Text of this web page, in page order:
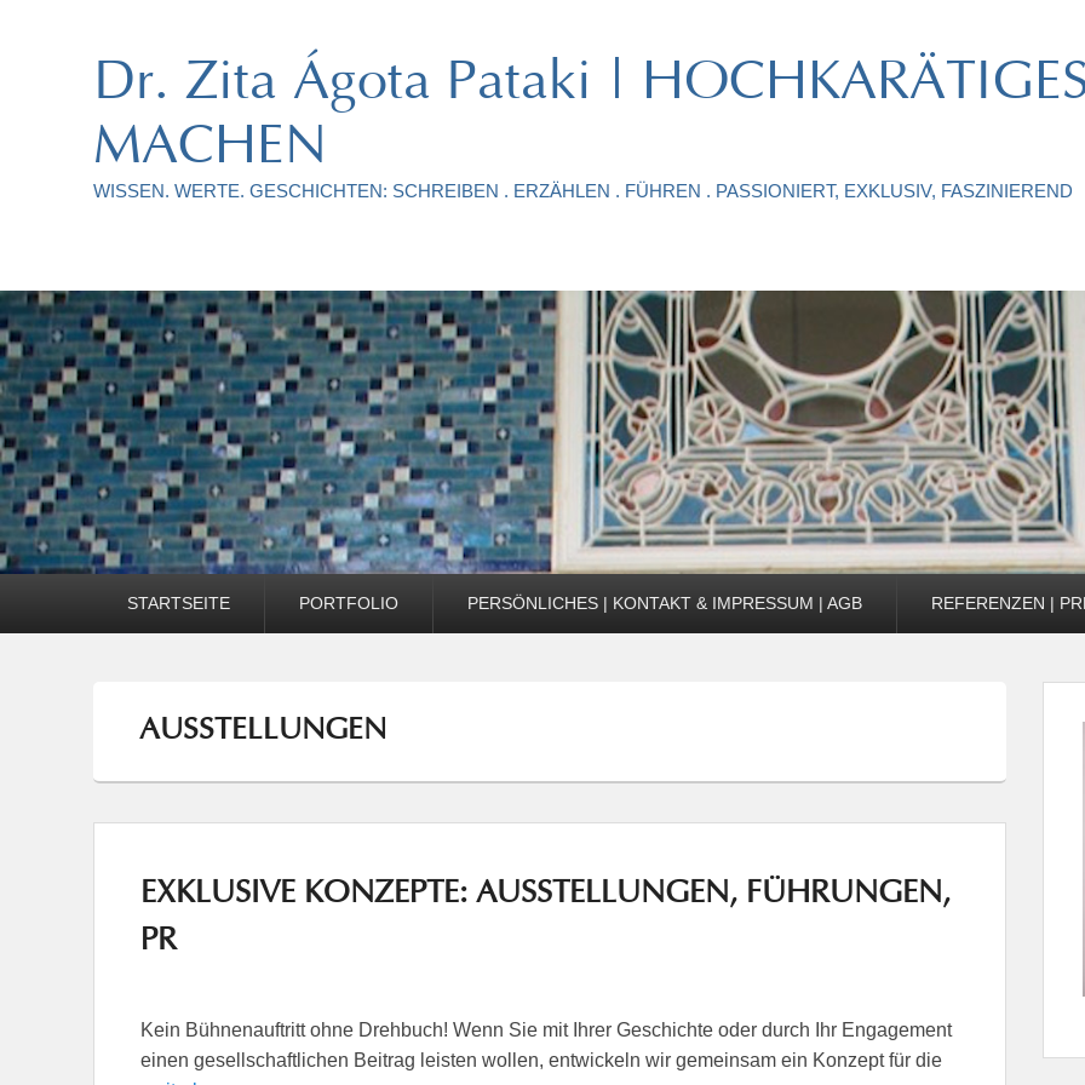
Dr. Zita Ágota Pataki |
MACHEN
WISSEN. WERTE. GESCHICHTEN: SCHREIBEN . ERZÄHLEN . FÜHREN . PASSIONIERT, EXKLUSIV, FASZINIEREND
STARTSEITE
PORTFOLIO PERSÖNLICHES | KONTAKT & IMPRESSUM | AGB REFERENZEN |
AUSSTELLUNGEN
EXKLUSIVE KONZEPTE: AUSSTELLUNGEN, FÜHRUNGEN,
PR
Kein Bühnenauftritt ohne Drehbuch! Wenn Sie mit Ihrer Geschichte oder durch Ihr Engagement
einen gesellschaftlichen Beitrag leisten wollen, entwickeln wir gemeinsam ein Konzept für die